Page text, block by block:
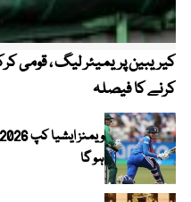
کرنے کا فیصلہ
ہو گا